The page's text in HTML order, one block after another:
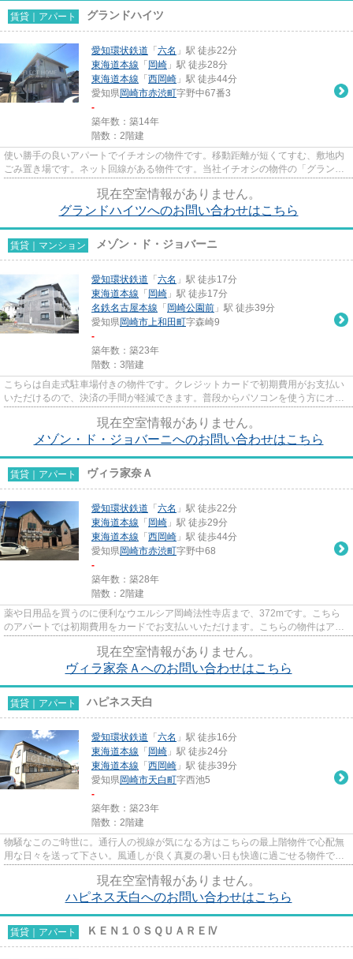
賃貸｜アパート グランドハイツ
愛知環状鉄道 「 六名 」駅 徒歩22分
東海道本線 「 岡崎 」駅 徒歩28分
東海道本線 「 西岡崎 」駅 徒歩44分
愛知県岡崎市赤渋町字野中67番3
-
築年数：築14年
階数：2階建
使い勝手の良いアパートでイチオシの物件です。移動距離が短くてすむ、敷地内
ごみ置き場です。ネット回線がある物件です。当社イチオシの物件の「グランド
現在空室情報がありません。
グランドハイツへのお問い合わせはこちら
賃貸｜マンション メゾン・ド・ジョバーニ
愛知環状鉄道 「 六名 」駅 徒歩17分
東海道本線 「 岡崎 」駅 徒歩17分
名鉄名古屋本線 「 岡崎公園前 」駅 徒歩39分
愛知県岡崎市上和田町字森崎9
-
築年数：築23年
階数：3階建
こちらは自走式駐車場付きの物件です。クレジットカードで初期費用がお支払い
いただけるので、決済の手間が軽減できます。普段からパソコンを使う方にオス
現在空室情報がありません。
メゾン・ド・ジョバーニへのお問い合わせはこちら
賃貸｜アパート ヴィラ家奈Ａ
愛知環状鉄道 「 六名 」駅 徒歩22分
東海道本線 「 岡崎 」駅 徒歩29分
東海道本線 「 西岡崎 」駅 徒歩44分
愛知県岡崎市赤渋町字野中68
-
築年数：築28年
階数：2階建
薬や日用品を買うのに便利なウエルシア岡崎法性寺店まで、372mです。こちら
のアパートでは初期費用をカードでお支払いいただけます。こちらの物件はアパ
現在空室情報がありません。
ヴィラ家奈Ａへのお問い合わせはこちら
賃貸｜アパート ハピネス天白
愛知環状鉄道 「 六名 」駅 徒歩16分
東海道本線 「 岡崎 」駅 徒歩24分
東海道本線 「 西岡崎 」駅 徒歩39分
愛知県岡崎市天白町字西池5
-
築年数：築23年
階数：2階建
物騒なこのご時世に。通行人の視線が気になる方はこちらの最上階物件で心配無
用な日々を送って下さい。風通しが良く真夏の暑い日も快適に過ごせる物件で
現在空室情報がありません。
ハピネス天白へのお問い合わせはこちら
賃貸｜アパート ＫＥＮ１０ＳＱＵＡＲＥⅣ